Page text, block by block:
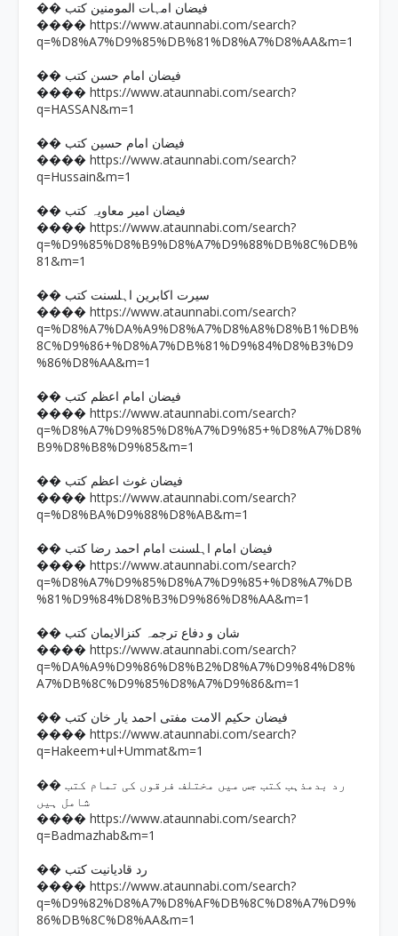
�� فیضان امہات المومنین کتب
���� https://www.ataunnabi.com/search?
q=%D8%A7%D9%85%DB%81%D8%A7%D8%AA&m=1
�� فیضان امام حسن کتب
���� https://www.ataunnabi.com/search?
q=HASSAN&m=1
�� فیضان امام حسین کتب
���� https://www.ataunnabi.com/search?
q=Hussain&m=1
�� فیضان امیر معاویہ کتب
���� https://www.ataunnabi.com/search?
q=%D9%85%D8%B9%D8%A7%D9%88%DB%8C%DB%
81&m=1
�� سیرت اکابرین اہلسنت کتب
���� https://www.ataunnabi.com/search?
q=%D8%A7%DA%A9%D8%A7%D8%A8%D8%B1%DB%
8C%D9%86+%D8%A7%DB%81%D9%84%D8%B3%D9
%86%D8%AA&m=1
�� فیضان امام اعظم کتب
���� https://www.ataunnabi.com/search?
q=%D8%A7%D9%85%D8%A7%D9%85+%D8%A7%D8%
B9%D8%B8%D9%85&m=1
�� فیضان غوث اعظم کتب
���� https://www.ataunnabi.com/search?
q=%D8%BA%D9%88%D8%AB&m=1
�� فیضان امام اہلسنت امام احمد رضا کتب
���� https://www.ataunnabi.com/search?
q=%D8%A7%D9%85%D8%A7%D9%85+%D8%A7%DB
%81%D9%84%D8%B3%D9%86%D8%AA&m=1
�� شان و دفاع ترجمہ کنزالایمان کتب
���� https://www.ataunnabi.com/search?
q=%DA%A9%D9%86%D8%B2%D8%A7%D9%84%D8%
A7%DB%8C%D9%85%D8%A7%D9%86&m=1
�� فیضان حکیم الامت مفتی احمد یار خان کتب
���� https://www.ataunnabi.com/search?
q=Hakeem+ul+Ummat&m=1
�� رد بدمذہب کتب جس میں مختلف فرقوں کی تمام کتب
شامل ہیں
���� https://www.ataunnabi.com/search?
q=Badmazhab&m=1
�� رد قادیانیت کتب
���� https://www.ataunnabi.com/search?
q=%D9%82%D8%A7%D8%AF%DB%8C%D8%A7%D9%
86%DB%8C%D8%AA&m=1